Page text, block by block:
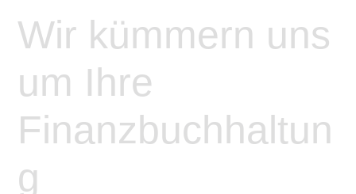
Wir kümmern uns
um Ihre
Finanzbuchhaltun
g